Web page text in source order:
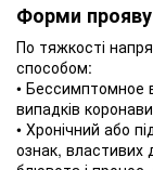
Форми прояву
По тяжкості
способом:
• Бессимптомное
випадків
• Хронічний або
ознак, властивих